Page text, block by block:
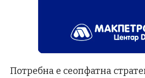
Потребна е сеопфатна